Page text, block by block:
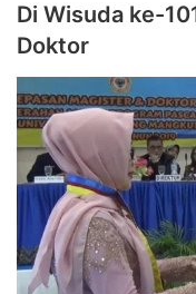
Di Wisuda ke-
Doktor